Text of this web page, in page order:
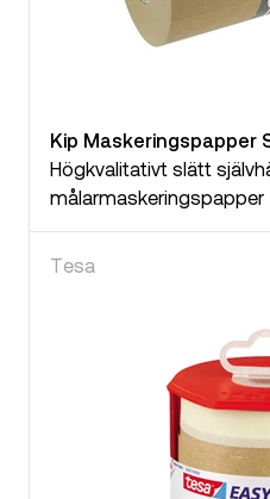
Kip Maskeringspapper
Högkvalitativt slätt
målarmaskeringspapper
Tesa